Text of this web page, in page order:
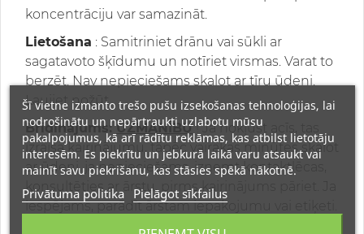
koncentrāciju var samazināt.
Lietošana : Samitriniet drānu vai sūkli ar
sagatavoto šķīdumu un notīriet virsmas. Varat to
berzēt. Nav nepieciešams skalot ar tīru ūdeni.
Ļaujiet nožūt.
Brīdinājums:UZMANĪBU! Ja nokļūst acīs, tas
izraisa kairinājumu, tāpēc vairākas minūtes skalot
ar ūdeni, ja nepieciešams, izņemt kontaktlēcas,
konsultēties ar ārstu, pirms kairinājums pāriet. Ja
iespējams, parādīt ārstam iepakojumu vai etiķeti.
Ieteicams valkāt aizsargbrilles. Pēc produkta
Šī vietne izmanto trešo pušu izsekošanas tehnoloģijas, lai
nodrošinātu un nepārtraukti uzlabotu mūsu
pakalpojumus, kā arī rādītu reklāmas, kas atbilst lietotāju
interesēm. Es piekrītu un jebkurā laikā varu atsaukt vai
mainīt savu piekrišanu, kas stāsies spēkā nākotnē.
Privātuma politika Pielāgot sīkfailus